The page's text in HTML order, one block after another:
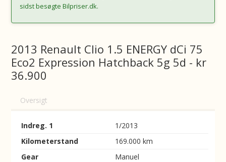
sidst besøgte Bilpriser.dk.
2013 Renault Clio 1.5 ENERGY dCi 75
Eco2 Expression Hatchback 5g 5d - kr
36.900
Oversigt
Indreg. 1
1/2013
Kilometerstand
169.000 km
Gear
Manuel